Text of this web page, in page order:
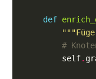
def
#
        self
.